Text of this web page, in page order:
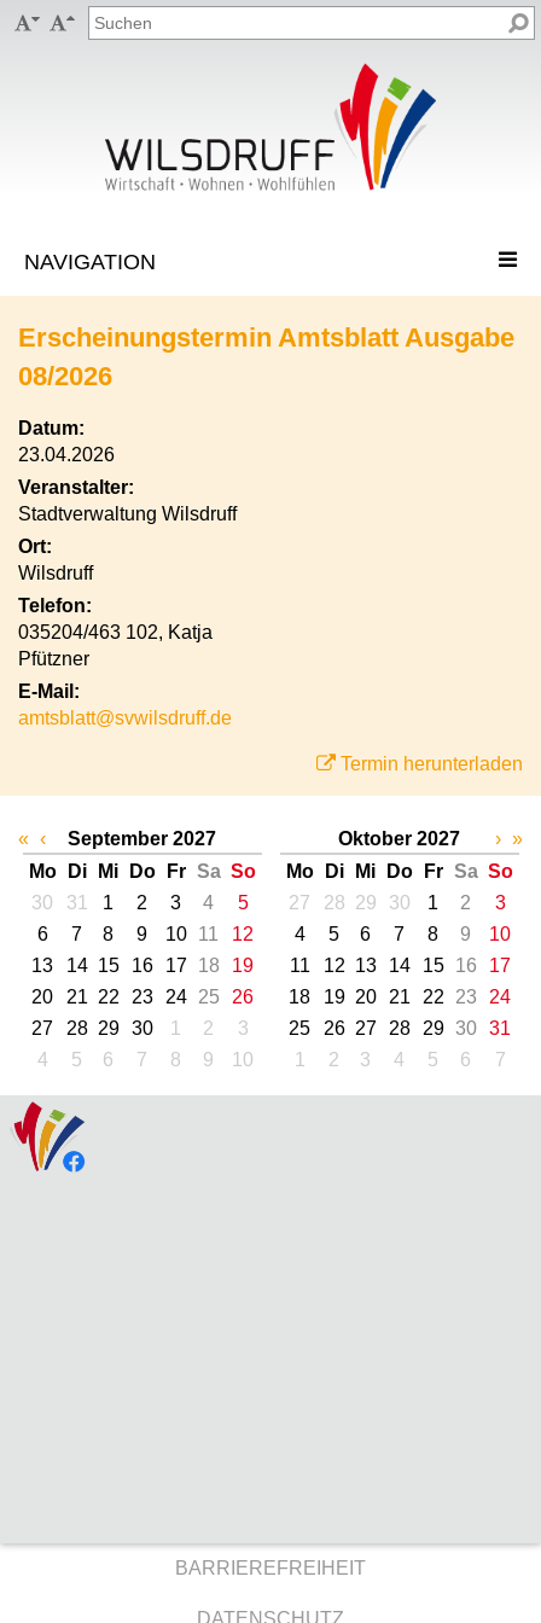
 
Erscheinungstermin Amtsblatt Ausgabe
08/2026
Datum:
23.04.2026
Veranstalter:
Stadtverwaltung Wilsdruff
Ort:
Wilsdruff
Telefon:
035204/463 102, Katja
Pfützner
E-Mail:
amtsblatt@svwilsdruff.de
Termin herunterladen
« ‹
September 2027
Mo
Di Mi Do Fr Sa So
30
31 1 2 3 4
5
6
7 8 9 10 11
12
13
14 15 16 17 18
19
20
21 22 23 24 25
26
27
28 29 30 1 2
3
4
5 6 7 8 9 10
Oktober 2027
Mo
Di Mi Do Fr Sa So
27
28 29 30 1 2
3
4
5 6 7 8 9
10
11
12 13 14 15 16
17
18
19 20 21 22 23
24
25
26 27 28 29 30
31
1
2 3 4 5 6 7
› »
BARRIEREFREIHEIT
DATENSCHUTZ